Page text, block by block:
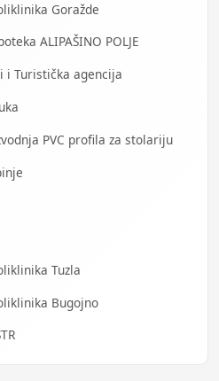
Goražde
ALIPAŠINO POLJE
i Turistička agencija
PVC profila za stolariju
Tuzla
Bugojno